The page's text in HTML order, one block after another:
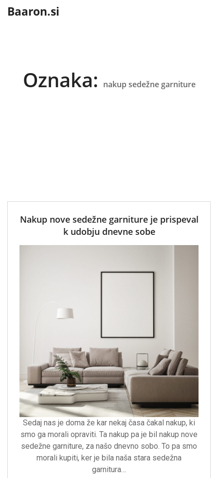
Baaron.si
Oznaka: nakup sedežne garniture
Nakup nove sedežne garniture je prispeval
k udobju dnevne sobe
Sedaj nas je doma že kar nekaj časa čakal nakup, ki
smo ga morali opraviti. Ta nakup pa je bil nakup nove
sedežne garniture, za našo dnevno sobo. To pa smo
morali kupiti, ker je bila naša stara sedežna
garnitura…